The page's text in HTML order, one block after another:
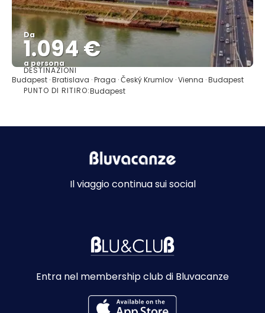
Da
1.094 €
a persona
Vedere
DESTINAZIONI
Budapest · Bratislava · Praga · Český Krumlov · Vienna · Budapest
PUNTO DI RITIRO:Budapest
Il viaggio continua sui social
Entra nel membership club di Bluvacanze